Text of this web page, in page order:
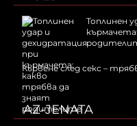
Топлинен
Кървене след секс –
AZ-JENATA